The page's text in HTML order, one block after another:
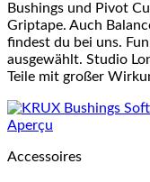
Bushings und Pivot
Griptape. Auch
findest du bei uns.
ausgewählt. Studio
Teile mit großer
Aperçu
Accessoires